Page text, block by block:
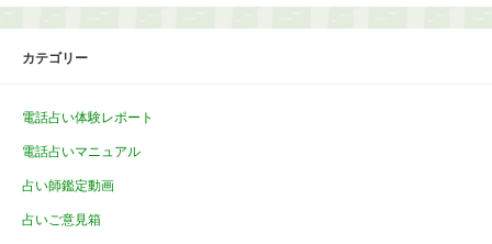
カテゴリー
電話占い体験レポート
電話占いマニュアル
占い師鑑定動画
占いご意見箱